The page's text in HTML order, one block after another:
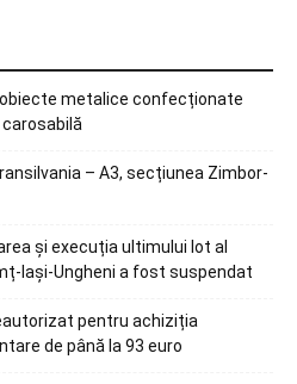
metalice confecționate
– A3, secțiunea Zimbor-
și execuția ultimului lot al
Iași-Ungheni a fost suspendat
pentru achiziția
de până la 93 euro